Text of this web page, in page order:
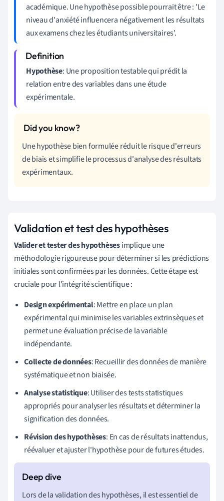
académique. Une hypothèse possible pourrait être : 'Le
niveau d'anxiété influencera négativement les résultats
aux examens chez les étudiants universitaires'.
Hypothèse: Une proposition testable qui prédit la
relation entre des variables dans une étude
expérimentale.
Une hypothèse bien formulée réduit le risque d'erreurs
de biais et simplifie le processus d'analyse des résultats
expérimentaux.
Validation et test des hypothèses
Valider et tester des hypothèsesimplique une
méthodologie rigoureuse pour déterminer si les prédictions
initiales sont confirmées par les données. Cette étape est
cruciale pour l'intégrité scientifique :
Design expérimental: Mettre en place un plan
expérimental qui minimise les variables extrinsèques et
permet une évaluation précise de la variable
indépendante.
Collecte de données: Recueillir des données de manière
systématique et non biaisée.
Analyse statistique: Utiliser des tests statistiques
appropriés pour analyser les résultats et déterminer la
signification des données.
Révision des hypothèses: En cas de résultats inattendus,
réévaluer et ajuster l'hypothèse pour de futures études.
Lors de la validation des hypothèses, il est essentiel de